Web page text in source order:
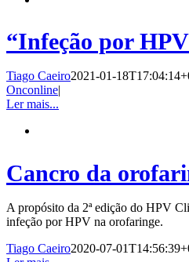
“Infeção por
Tiago Caeiro2021-01-
Onconline
Ler mais...
Cancro da
A propósito da 2ª edição do HPV
infeção por HPV na orofaringe.
Tiago Caeiro2020-07-